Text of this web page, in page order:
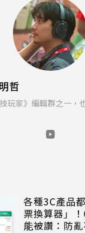
哲
玩家》編輯群之一，
各種3C產品
票換算器」
能被讚：防